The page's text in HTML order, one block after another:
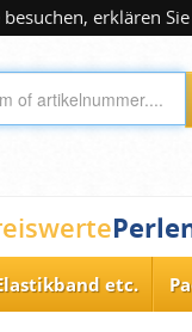
erklären
etc.